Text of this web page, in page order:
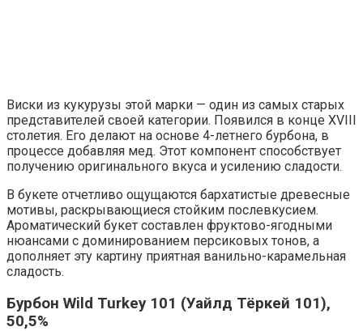
Виски из кукурузы этой марки — один из самых старых
представителей своей категории. Появился в конце XVIII
столетия. Его делают на основе 4-летнего бурбона, в
процессе добавляя мед. Этот компонент способствует
получению оригинального вкуса и усилению сладости.
В букете отчетливо ощущаются бархатистые древесные
мотивы, раскрывающиеся стойким послевкусием.
Ароматический букет составлен фруктово-ягодными
нюансами с доминированием персиковых тонов, а
дополняет эту картину приятная ванильно-карамельная
сладость.
Бурбон Wild Turkey 101 (Уайлд Тёркей 101),
50,5%